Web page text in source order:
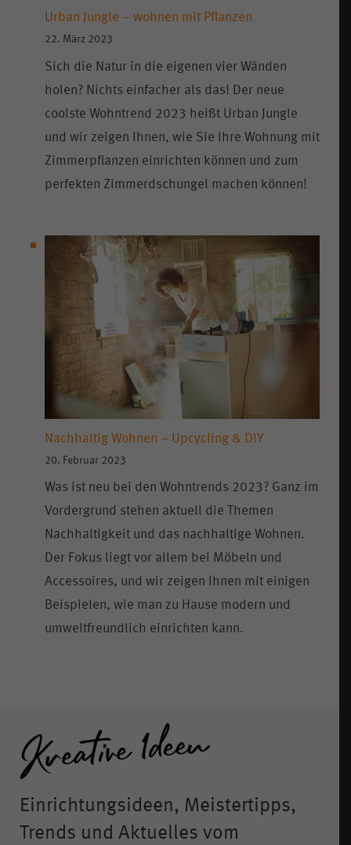
Urban Jungle – wohnen mit Pflanzen
22. März 2023
Sich die Natur in die eigenen vier Wänden
holen? Nichts einfacher als das! Der neue
coolste Wohntrend 2023 heißt Urban Jungle
und wir zeigen Ihnen, wie Sie Ihre Wohnung mit
Zimmerpflanzen einrichten können und zum
perfekten Zimmerdschungel machen können!
Nachhaltig Wohnen – Upcycling & DIY
20. Februar 2023
Was ist neu bei den Wohntrends 2023? Ganz im
Vordergrund stehen aktuell die Themen
Nachhaltigkeit und das nachhaltige Wohnen.
Der Fokus liegt vor allem bei Möbeln und
Accessoires, und wir zeigen Ihnen mit einigen
Beispielen, wie man zu Hause modern und
umweltfreundlich einrichten kann.
Einrichtungsideen, Meistertipps,
Trends und Aktuelles vom